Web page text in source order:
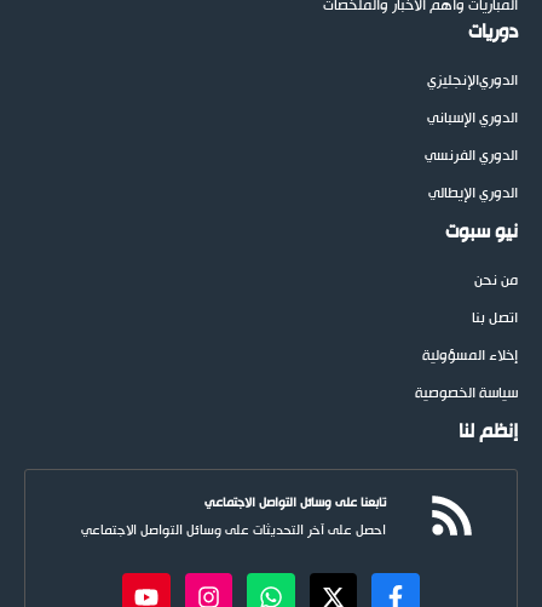
المباريات وأهم الأخبار والملخصات
دوريات
الدوريالإنجليزي
الدوري الإسباني
الدوري الفرنسي
الدوري الإيطالي
نيو سبوت
من نحن
اتصل بنا
إخلاء المسؤولية
سياسة الخصوصية
إنظم لنا
تابعنا على وسائل التواصل الاجتماعي
احصل على آخر التحديثات على وسائل التواصل الاجتماعي